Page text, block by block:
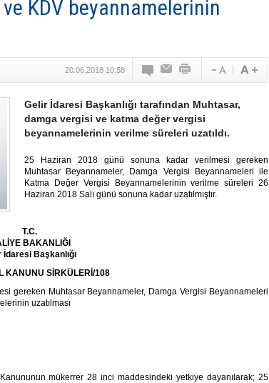
KDV beyannamelerinin
20.06.2018 10:58
Gelir İdaresi Başkanlığı tarafından Muhtasar,
damga vergisi ve katma değer vergisi
beyannamelerinin verilme süreleri uzatıldı.
25 Haziran 2018 günü sonuna kadar verilmesi gereken
Muhtasar Beyannameler, Damga Vergisi Beyannameleri ile
Katma Değer Vergisi Beyannamelerinin verilme süreleri 26
Haziran 2018 Salı günü sonuna kadar uzatılmıştır.
T.C.
BAKANLIĞI
İdaresi Başkanlığı
KANUNU SİRKÜLERİ/108
gereken Muhtasar Beyannameler, Damga Vergisi Beyannameleri
uzatılması
mükerrer 28 inci maddesindeki yetkiye dayanılarak; 25